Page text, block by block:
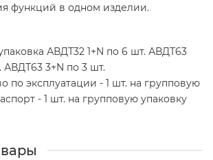
функций в одном изделии.
АВДТ32 1+N по 6 шт. АВДТ63
АВДТ63 3+N по 3 шт.
по эксплуатации - 1 шт. на групповую
- 1 шт. на групповую упаковку